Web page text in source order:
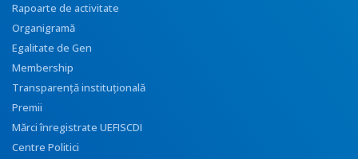
Rapoarte de activitate
Organigramă
Egalitate de Gen
Membership
Transparenţă instituţională
Premii
Mărci înregistrate UEFISCDI
Centre Politici